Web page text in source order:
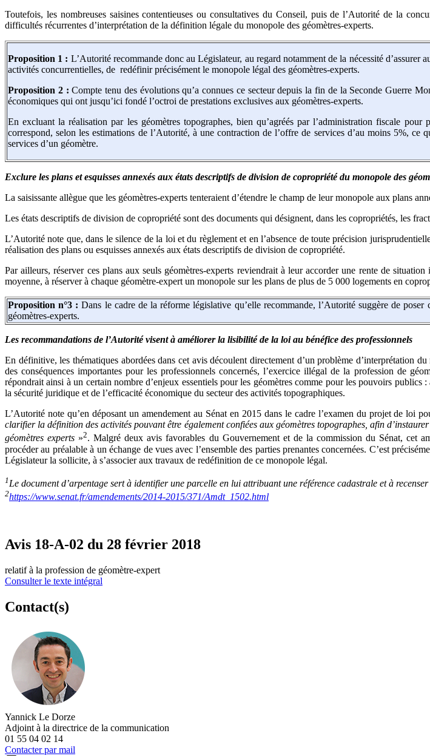
Toutefois, les nombreuses saisines contentieuses ou consultatives du Conseil, puis de l’Autorité de la
difficultés récurrentes d’interprétation de la définition légale du monopole des géomètres-experts.
Proposition 1 : L’Autorité recommande donc au Législateur, au regard notamment de la nécessité
activités concurrentielles, de redéfinir précisément le monopole légal des géomètres-experts.
Proposition 2 : Compte tenu des évolutions qu’a connues ce secteur depuis la fin de la Seconde Guerre
économiques qui ont jusqu’ici fondé l’octroi de prestations exclusives aux géomètres-experts.
En excluant la réalisation par les géomètres topographes, bien qu’agréés par l’administration fiscale
correspond, selon les estimations de l’Autorité, à une contraction de l’offre de services d’au moins 5%,
services d’un géomètre.
Exclure les plans et esquisses annexés aux états descriptifs de division de copropriété du monopole des
La saisissante allègue que les géomètres-experts tenteraient d’étendre le champ de leur monopole aux plans
Les états descriptifs de division de copropriété sont des documents qui désignent, dans les copropriétés, les
L’Autorité note que, dans le silence de la loi et du règlement et en l’absence de toute précision
réalisation des plans ou esquisses annexés aux états descriptifs de division de copropriété.
Par ailleurs, réserver ces plans aux seuls géomètres-experts reviendrait à leur accorder une rente de
moyenne, à réserver à chaque géomètre-expert un monopole sur les plans de plus de 5 000 logements en
Proposition n°3 : Dans le cadre de la réforme législative qu’elle recommande, l’Autorité suggère de
géomètres-experts.
Les recommandations de l’Autorité visent à améliorer la lisibilité de la loi au bénéfice des professionnels
En définitive, les thématiques abordées dans cet avis découlent directement d’un problème d’interprétation
des conséquences importantes pour les professionnels concernés, l’exercice illégal de la profession de
répondrait ainsi à un certain nombre d’enjeux essentiels pour les géomètres comme pour les pouvoirs
la sécurité juridique et de l’efficacité économique du secteur des activités topographiques.
L’Autorité note qu’en déposant un amendement au Sénat en 2015 dans le cadre l’examen du projet de loi
clarifier la définition des activités pouvant être également confiées aux géomètres topographes, afin
géomètres experts »2. Malgré deux avis favorables du Gouvernement et de la commission du Sénat, cet
procéder au préalable à un échange de vues avec l’ensemble des parties prenantes concernées. C’est
Législateur la sollicite, à s’associer aux travaux de redéfinition de ce monopole légal.
1 Le document d’arpentage sert à identifier une parcelle en lui attribuant une référence cadastrale et à
2https://www.senat.fr/amendements/2014-2015/371/Amdt_1502.html
Avis 18-A-02 du 28 février 2018
relatif à la profession de géomètre-expert
Consulter le texte intégral
Contact(s)
Yannick Le Dorze
Adjoint à la directrice de la communication
01 55 04 02 14
Contacter par mail